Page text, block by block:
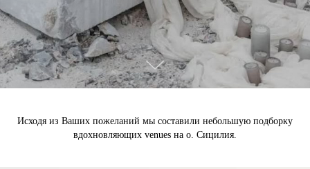
Исходя из Ваших пожеланий мы составили небольшую подборку
вдохновляющих venues на о. Сицилия.